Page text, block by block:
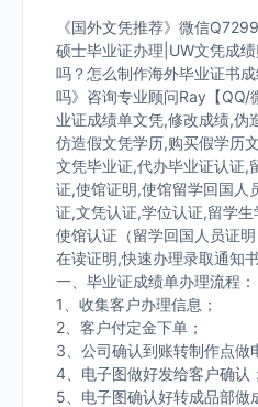
《国外文凭推荐》微信
硕士毕业证办理|UW文凭成
吗？怎么制作海外毕业证书
吗》咨询专业顾问Ray【
业证成绩单文凭,修改成绩,伪
仿造假文凭学历,购买假学历
文凭毕业证,代办毕业证认证,
证,使馆证明,使馆留学回国人
证,文凭认证,学位认证,留学
使馆认证（留学回国人员证
在读证明,快速办理录取通知
一、毕业证成绩单办理流程：
1、收集客户办理信息；
2、客户付定金下单；
3、公司确认到账转制作点做
4、电子图做好发给客户确认；
5、电子图确认好转成品部做